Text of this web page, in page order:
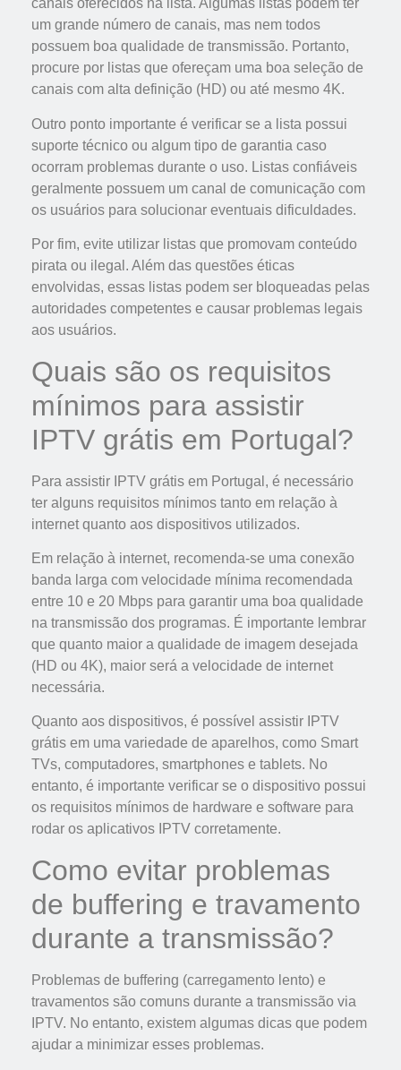
canais oferecidos na lista. Algumas listas podem ter
um grande número de canais, mas nem todos
possuem boa qualidade de transmissão. Portanto,
procure por listas que ofereçam uma boa seleção de
canais com alta definição (HD) ou até mesmo 4K.
Outro ponto importante é verificar se a lista possui
suporte técnico ou algum tipo de garantia caso
ocorram problemas durante o uso. Listas confiáveis
geralmente possuem um canal de comunicação com
os usuários para solucionar eventuais dificuldades.
Por fim, evite utilizar listas que promovam conteúdo
pirata ou ilegal. Além das questões éticas
envolvidas, essas listas podem ser bloqueadas pelas
autoridades competentes e causar problemas legais
aos usuários.
Quais são os requisitos
mínimos para assistir
IPTV grátis em Portugal?
Para assistir IPTV grátis em Portugal, é necessário
ter alguns requisitos mínimos tanto em relação à
internet quanto aos dispositivos utilizados.
Em relação à internet, recomenda-se uma conexão
banda larga com velocidade mínima recomendada
entre 10 e 20 Mbps para garantir uma boa qualidade
na transmissão dos programas. É importante lembrar
que quanto maior a qualidade de imagem desejada
(HD ou 4K), maior será a velocidade de internet
necessária.
Quanto aos dispositivos, é possível assistir IPTV
grátis em uma variedade de aparelhos, como Smart
TVs, computadores, smartphones e tablets. No
entanto, é importante verificar se o dispositivo possui
os requisitos mínimos de hardware e software para
rodar os aplicativos IPTV corretamente.
Como evitar problemas
de buffering e travamento
durante a transmissão?
Problemas de buffering (carregamento lento) e
travamentos são comuns durante a transmissão via
IPTV. No entanto, existem algumas dicas que podem
ajudar a minimizar esses problemas.